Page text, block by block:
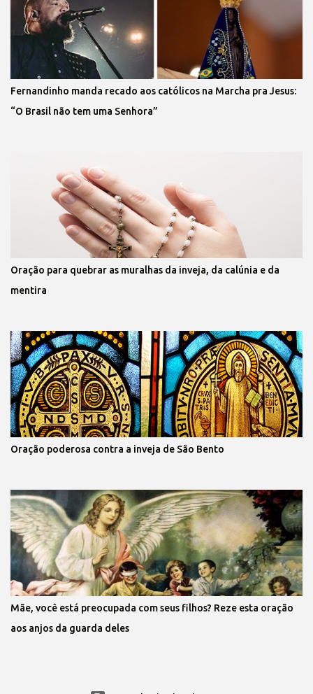
Fernandinho manda recado aos católicos na Marcha pra Jesus:
“O Brasil não tem uma Senhora”
Oração para quebrar as muralhas da inveja, da calúnia e da
mentira
Oração poderosa contra a inveja de São Bento
Mãe, você está preocupada com seus filhos? Reze esta oração
aos anjos da guarda deles